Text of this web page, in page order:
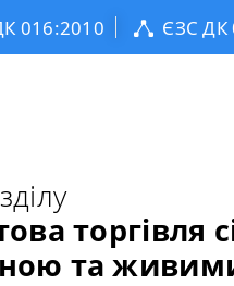
016:2010 ЄЗС ДК
торгівля
та